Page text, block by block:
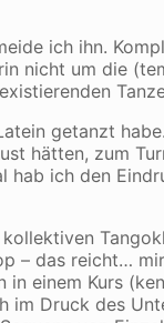
ich ihn.
nicht um die
getanzt
hätten, zum
hab ich den
– das reicht…
einem Kurs
im Druck des